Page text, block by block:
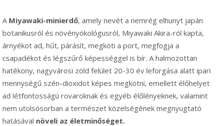
A Miyawaki-minierdő, amely nevét a nemrég elhunyt japán
botanikusról és növényökológusról, Miyawaki Akira-ról kapta,
árnyékot ad, hűt, párásít, megköti a port, megfogja a
csapadékot és légszűrő képességgel is bír. A halmozottan
hatékony, nagyvárosi zöld felület 20-30 év leforgása alatt ipari
mennységű szén-dioxidot képes megkötni, emellett élőhelyet
ad létfontosságú rovaroknak és egyéb élőlényeknek, valamint
nem utolsósorban a természet közelségének megnyugtató
hatásával növeli az életminőséget.